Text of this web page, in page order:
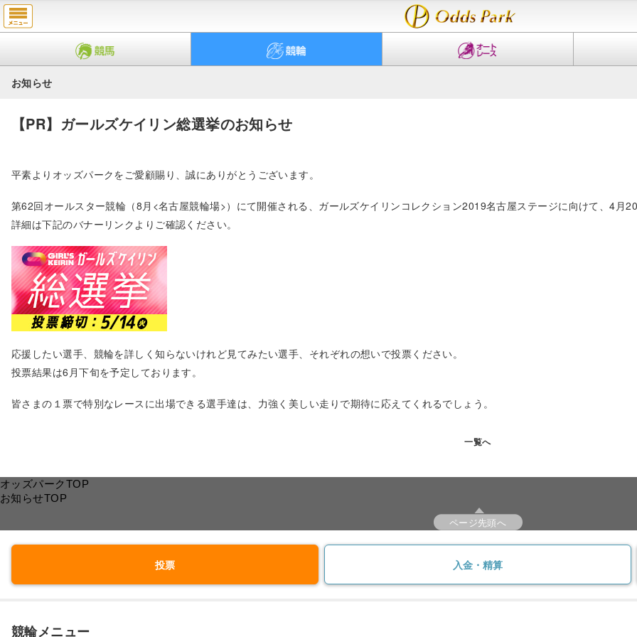
お知らせ
【PR】ガールズケイリン総選挙のお知らせ
平素よりオッズパークをご愛顧賜り、誠にありがとうございます。
第62回オールスター競輪（8月<名古屋競輪場>）にて開催される、ガールズケイリンコレクション2019名古屋ステージに向けて、4月
詳細は下記のバナーリンクよりご確認ください。
応援したい選手、競輪を詳しく知らないけれど見てみたい選手、それぞれの想いで投票ください。
投票結果は6月下旬を予定しております。
皆さまの１票で特別なレースに出場できる選手達は、力強く美しい走りで期待に応えてくれるでしょう。
一覧へ
オッズパークTOP
お知らせTOP
ページ先頭へ
投票 入金・精算
競輪メニュー